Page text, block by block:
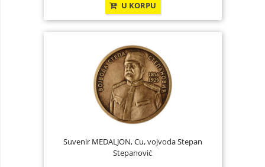
U KORPU
Suvenir MEDALJON, Cu, vojvoda Stepan
Stepanović